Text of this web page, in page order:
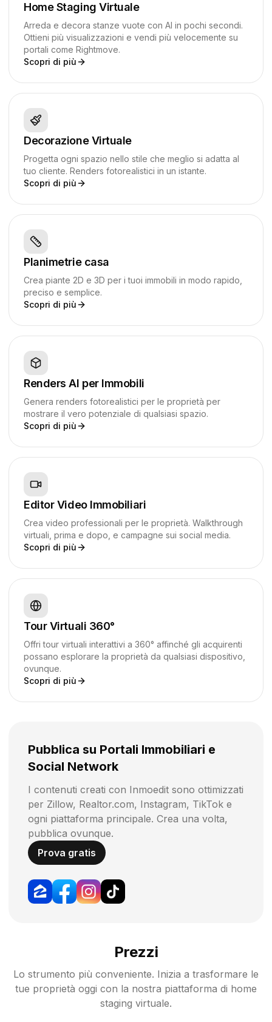
Home Staging Virtuale
Arreda e decora stanze vuote con AI in pochi secondi.
Ottieni più visualizzazioni e vendi più velocemente su
portali come Rightmove.
Scopri di più
Decorazione Virtuale
Progetta ogni spazio nello stile che meglio si adatta al
tuo cliente. Renders fotorealistici in un istante.
Scopri di più
Planimetrie casa
Crea piante 2D e 3D per i tuoi immobili in modo rapido,
preciso e semplice.
Scopri di più
Renders AI per Immobili
Genera renders fotorealistici per le proprietà per
mostrare il vero potenziale di qualsiasi spazio.
Scopri di più
Editor Video Immobiliari
Crea video professionali per le proprietà. Walkthrough
virtuali, prima e dopo, e campagne sui social media.
Scopri di più
Tour Virtuali 360°
Offri tour virtuali interattivi a 360° affinché gli acquirenti
possano esplorare la proprietà da qualsiasi dispositivo,
ovunque.
Scopri di più
Pubblica su Portali Immobiliari e
Social Network
I contenuti creati con Inmoedit sono ottimizzati
per Zillow, Realtor.com, Instagram, TikTok e
ogni piattaforma principale. Crea una volta,
pubblica ovunque.
Prova gratis
Prezzi
Lo strumento più conveniente. Inizia a trasformare le
tue proprietà oggi con la nostra piattaforma di home
staging virtuale.